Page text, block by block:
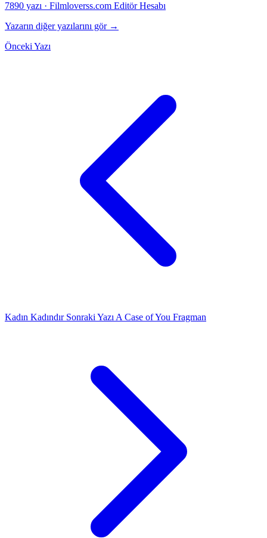
7890 yazı · Filmloverss.com Editör Hesabı
Yazarın diğer yazılarını gör →
Önceki Yazı
Kadın Kadındır Sonraki Yazı A Case of You Fragman